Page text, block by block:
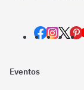
Eventos